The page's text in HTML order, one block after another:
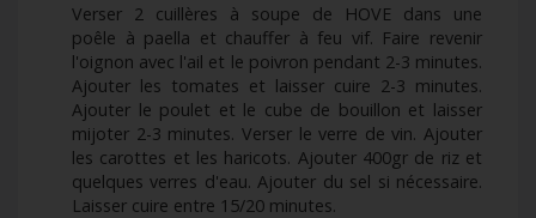
Verser 2 cuillères à soupe de HOVE dans une
poêle à paella et chauffer à feu vif. Faire revenir
l'oignon avec l'ail et le poivron pendant 2-3 minutes.
Ajouter les tomates et laisser cuire 2-3 minutes.
Ajouter le poulet et le cube de bouillon et laisser
mijoter 2-3 minutes. Verser le verre de vin. Ajouter
les carottes et les haricots. Ajouter 400gr de riz et
quelques verres d'eau. Ajouter du sel si nécessaire.
Laisser cuire entre 15/20 minutes.